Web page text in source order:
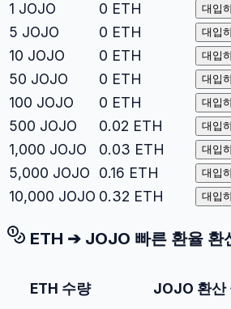
1 JOJO 0 ETH 대입
5 JOJO 0 ETH 대입
10 JOJO 0 ETH 대입
50 JOJO 0 ETH 대입
100 JOJO 0 ETH 대입
500 JOJO 0.02 ETH 대입
1,000 JOJO 0.03 ETH 대입
5,000 JOJO 0.16 ETH 대입
10,000 JOJO 0.32 ETH 대입
ETH ➔ JOJO 빠른 환율 환
ETH 수량 JOJO 환산